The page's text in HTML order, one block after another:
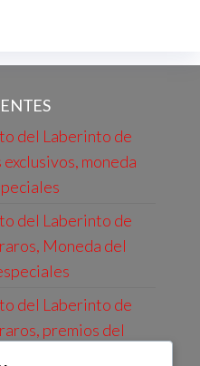
del Laberinto de
moneda
del Laberinto de
Moneda del
del Laberinto de
premios del